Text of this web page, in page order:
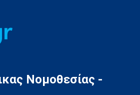
Νομοθεσίας -